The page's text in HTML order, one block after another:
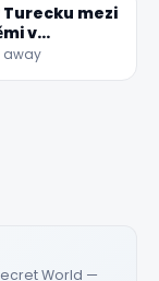
Turecku mezi
v
away
World —